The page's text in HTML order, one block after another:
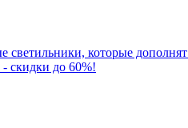
светильники, которые
скидки до 60%!